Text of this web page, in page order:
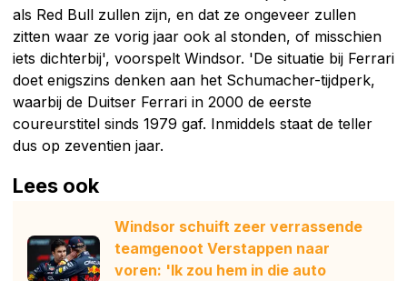
als Red Bull zullen zijn, en dat ze ongeveer zullen
zitten waar ze vorig jaar ook al stonden, of misschien
iets dichterbij', voorspelt Windsor. 'De situatie bij Ferrari
doet enigszins denken aan het Schumacher-tijdperk,
waarbij de Duitser Ferrari in 2000 de eerste
coureurstitel sinds 1979 gaf. Inmiddels staat de teller
dus op zeventien jaar.
Lees ook
Windsor schuift zeer verrassende
teamgenoot Verstappen naar
voren: 'Ik zou hem in die auto